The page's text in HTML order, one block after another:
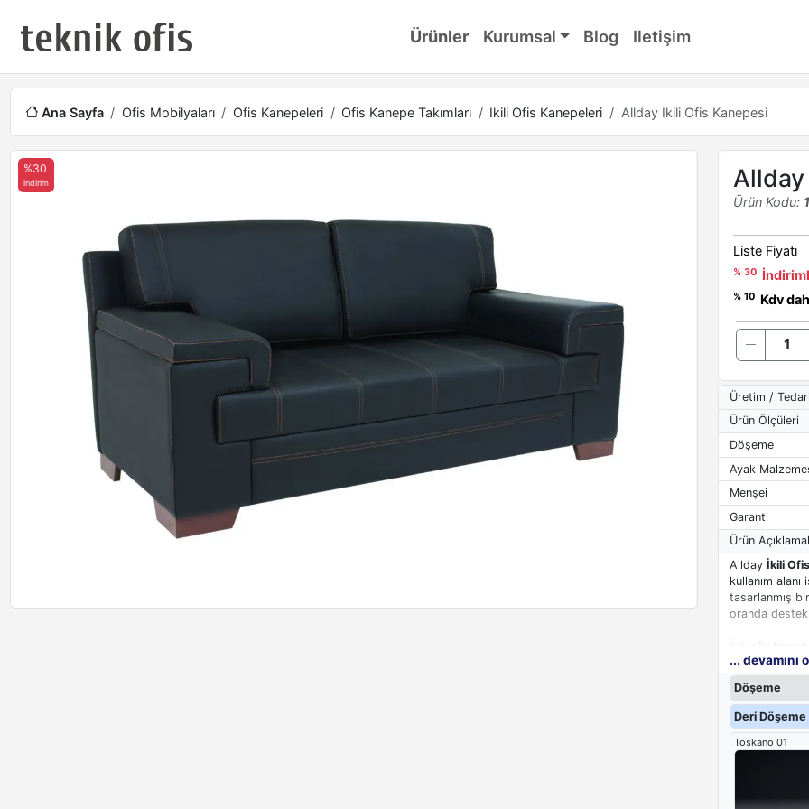
Ürünler Kurumsal Blog Iletişim
Ana Sayfa Ofis Mobilyaları Ofis Kanepeleri Ofis Kanepe Takımları Ikili Ofis Kanepeleri Allday Ikili Ofis Kanepesi
%30
indirim
Ürün Kodu:
Liste Fiyatı
% 30
% 10 Kdv
Üretim /
Ürün Ölçüleri
Döşeme
Ayak
Menşei
Garanti
Ürün
Allday İkili
kullanım
tasarlanmış
oranda
konforlu bir
süngerin
birbirinden
geniş olup
koltuğun
yapıdadır.
... devamını
Döşeme
Deri Döşeme
Toskano 01